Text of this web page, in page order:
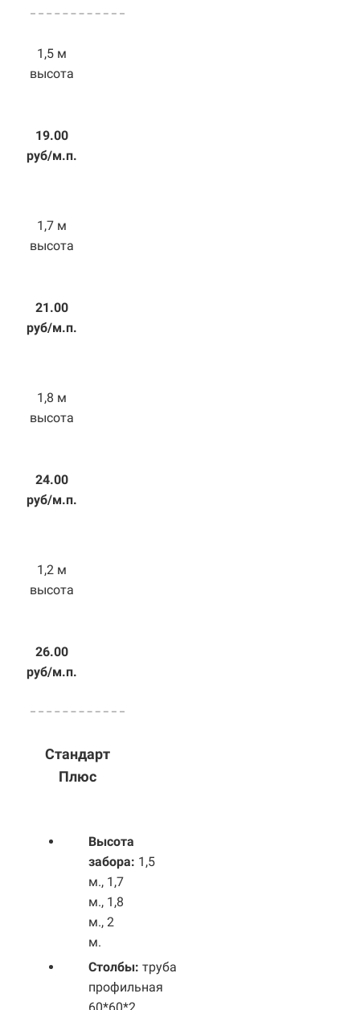
1,5 м
высота
19.00
руб/м.п.
1,7 м
высота
21.00
руб/м.п.
1,8 м
высота
24.00
руб/м.п.
1,2 м
высота
26.00
руб/м.п.
Стандарт
Плюс
Высота
забора: 1,5
м., 1,7
м., 1,8
м., 2
м.
Столбы: труба
профильная